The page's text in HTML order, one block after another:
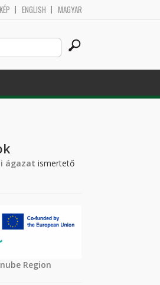
ENGLISH MAGYAR
Search
this
site
ágazat ismertető
Region